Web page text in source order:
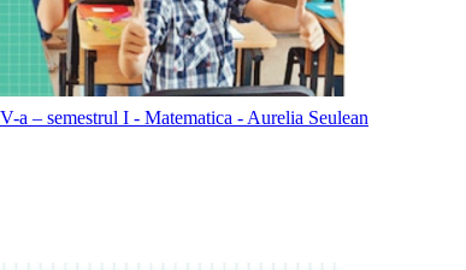
a – semestrul I - Matematica - Aurelia Seulean